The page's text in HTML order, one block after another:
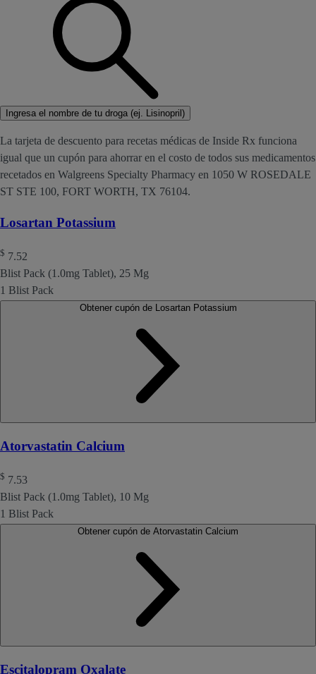
Ingresa el nombre de tu droga (ej. Lisinopril)
La tarjeta de descuento para recetas médicas de Inside Rx funciona
igual que un cupón para ahorrar en el costo de todos sus medicamentos
recetados en Walgreens Specialty Pharmacy en 1050 W ROSEDALE
ST STE 100, FORT WORTH, TX 76104.
Losartan Potassium
$ 7.52
Blist Pack (1.0mg Tablet), 25 Mg
1 Blist Pack
Atorvastatin Calcium
$ 7.53
Blist Pack (1.0mg Tablet), 10 Mg
1 Blist Pack
Escitalopram Oxalate